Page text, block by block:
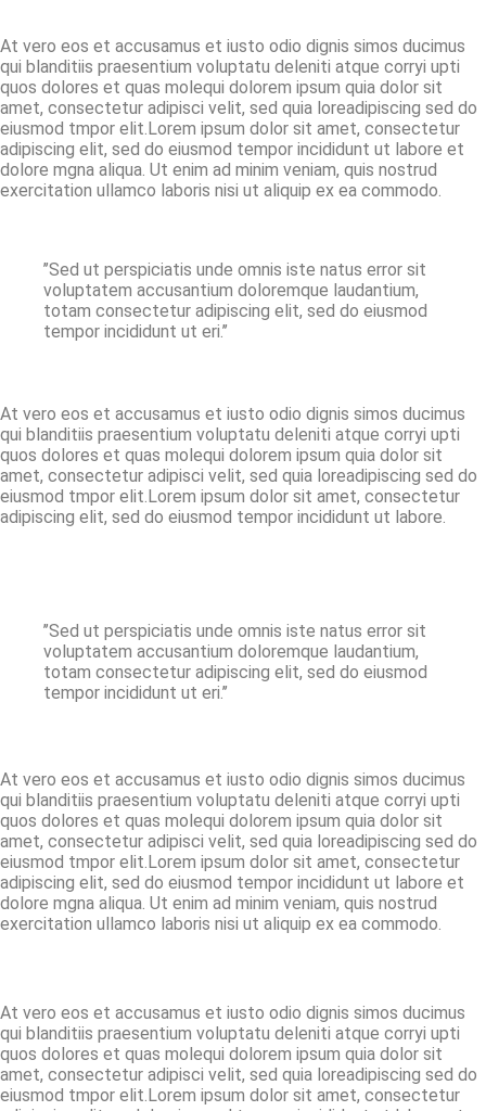
At vero eos et accusamus et iusto odio dignis simos ducimus
qui blanditiis praesentium voluptatu deleniti atque corryi upti
quos dolores et quas molequi dolorem ipsum quia dolor sit
amet, consectetur adipisci velit, sed quia loreadipiscing sed do
eiusmod tmpor elit.Lorem ipsum dolor sit amet, consectetur
adipiscing elit, sed do eiusmod tempor incididunt ut labore et
dolore mgna aliqua. Ut enim ad minim veniam, quis nostrud
exercitation ullamco laboris nisi ut aliquip ex ea commodo.
’’Sed ut perspiciatis unde omnis iste natus error sit
voluptatem accusantium doloremque laudantium,
totam consectetur adipiscing elit, sed do eiusmod
tempor incididunt ut eri.’’
At vero eos et accusamus et iusto odio dignis simos ducimus
qui blanditiis praesentium voluptatu deleniti atque corryi upti
quos dolores et quas molequi dolorem ipsum quia dolor sit
amet, consectetur adipisci velit, sed quia loreadipiscing sed do
eiusmod tmpor elit.Lorem ipsum dolor sit amet, consectetur
adipiscing elit, sed do eiusmod tempor incididunt ut labore.
’’Sed ut perspiciatis unde omnis iste natus error sit
voluptatem accusantium doloremque laudantium,
totam consectetur adipiscing elit, sed do eiusmod
tempor incididunt ut eri.’’
At vero eos et accusamus et iusto odio dignis simos ducimus
qui blanditiis praesentium voluptatu deleniti atque corryi upti
quos dolores et quas molequi dolorem ipsum quia dolor sit
amet, consectetur adipisci velit, sed quia loreadipiscing sed do
eiusmod tmpor elit.Lorem ipsum dolor sit amet, consectetur
adipiscing elit, sed do eiusmod tempor incididunt ut labore et
dolore mgna aliqua. Ut enim ad minim veniam, quis nostrud
exercitation ullamco laboris nisi ut aliquip ex ea commodo.
At vero eos et accusamus et iusto odio dignis simos ducimus
qui blanditiis praesentium voluptatu deleniti atque corryi upti
quos dolores et quas molequi dolorem ipsum quia dolor sit
amet, consectetur adipisci velit, sed quia loreadipiscing sed do
eiusmod tmpor elit.Lorem ipsum dolor sit amet, consectetur